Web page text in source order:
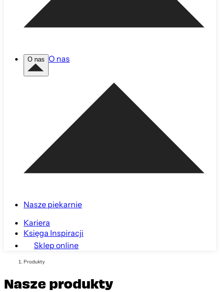
O nas O nas
Nasze piekarnie
Kariera
Księga Inspiracji
Sklep online
Produkty
Nasze produkty